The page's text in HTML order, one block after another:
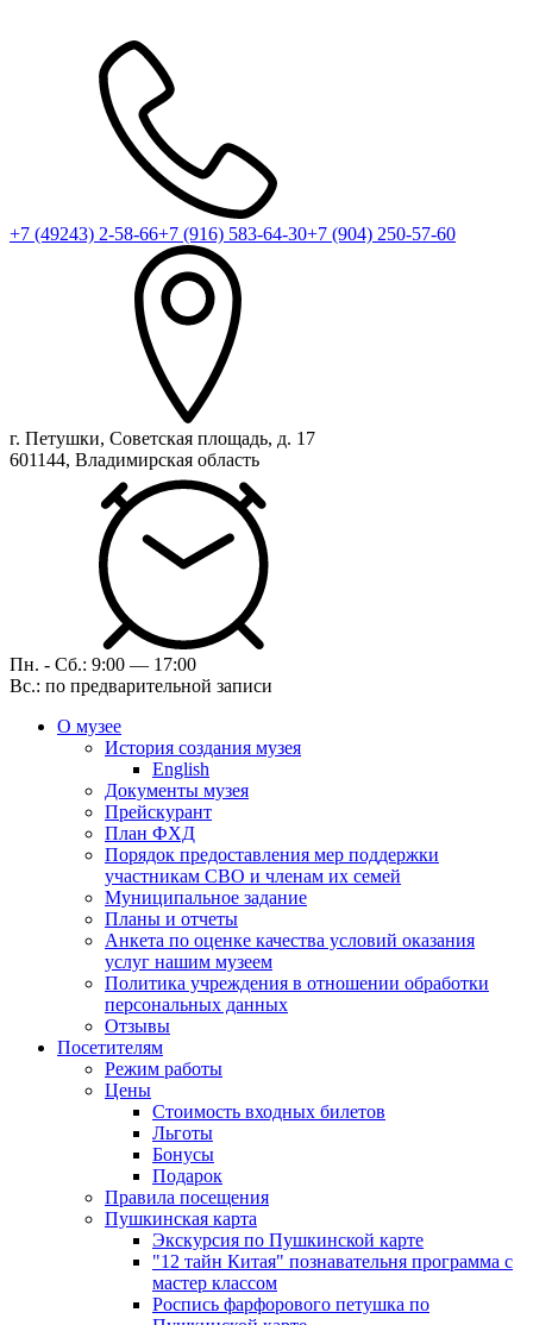
+7 (49243) 2-58-66+7 (916) 583-64-30+7 (904) 250-57-60
г. Петушки, Советская площадь, д. 17
601144, Владимирская область
Пн. - Сб.: 9:00 — 17:00
Вс.: по предварительной записи
О музее
История создания музея
English
Документы музея
Прейскурант
План ФХД
Порядок предоставления мер поддержки
участникам СВО и членам их семей
Муниципальное задание
Планы и отчеты
Анкета по оценке качества условий оказания
услуг нашим музеем
Политика учреждения в отношении обработки
персональных данных
Отзывы
Посетителям
Режим работы
Цены
Стоимость входных билетов
Льготы
Бонусы
Подарок
Правила посещения
Пушкинская карта
Экскурсия по Пушкинской карте
"12 тайн Китая" познавательня программа с
мастер классом
Роспись фарфорового петушка по